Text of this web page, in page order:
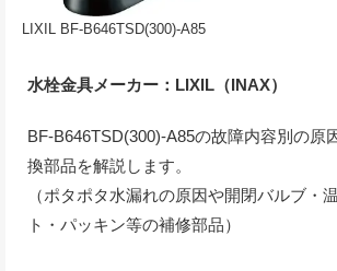
LIXIL BF-B646TSD(300)-A85
水栓金具メーカー：LIXIL（INAX）
BF-B646TSD(300)-A85の故障内容別の原
換部品を解説します。
（ポタポタ水漏れの原因や開閉バルブ・
ト・パッキン等の補修部品）